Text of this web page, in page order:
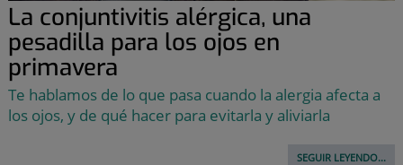
La conjuntivitis alérgica, una
pesadilla para los ojos en
primavera
Te hablamos de lo que pasa cuando la alergia afecta a
los ojos, y de qué hacer para evitarla y aliviarla
SEGUIR LEYENDO...